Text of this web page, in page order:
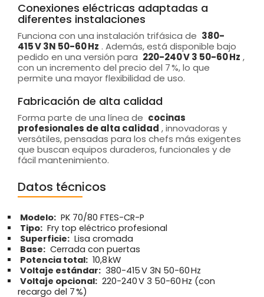
Conexiones eléctricas adaptadas a
diferentes instalaciones
Funciona con una instalación trifásica de 380-
415 V 3N 50-60 Hz . Además, está disponible bajo
pedido en una versión para 220-240 V 3 50-60 Hz ,
con un incremento del precio del 7 %, lo que
permite una mayor flexibilidad de uso.
Fabricación de alta calidad
Forma parte de una línea de cocinas
profesionales de alta calidad , innovadoras y
versátiles, pensadas para los chefs más exigentes
que buscan equipos duraderos, funcionales y de
fácil mantenimiento.
Datos técnicos
Modelo: PK 70/80 FTES-CR-P
Tipo: Fry top eléctrico profesional
Superficie: Lisa cromada
Base: Cerrada con puertas
Potencia total: 10,8 kW
Voltaje estándar: 380-415 V 3N 50-60 Hz
Voltaje opcional: 220-240 V 3 50-60 Hz (con
recargo del 7 %)